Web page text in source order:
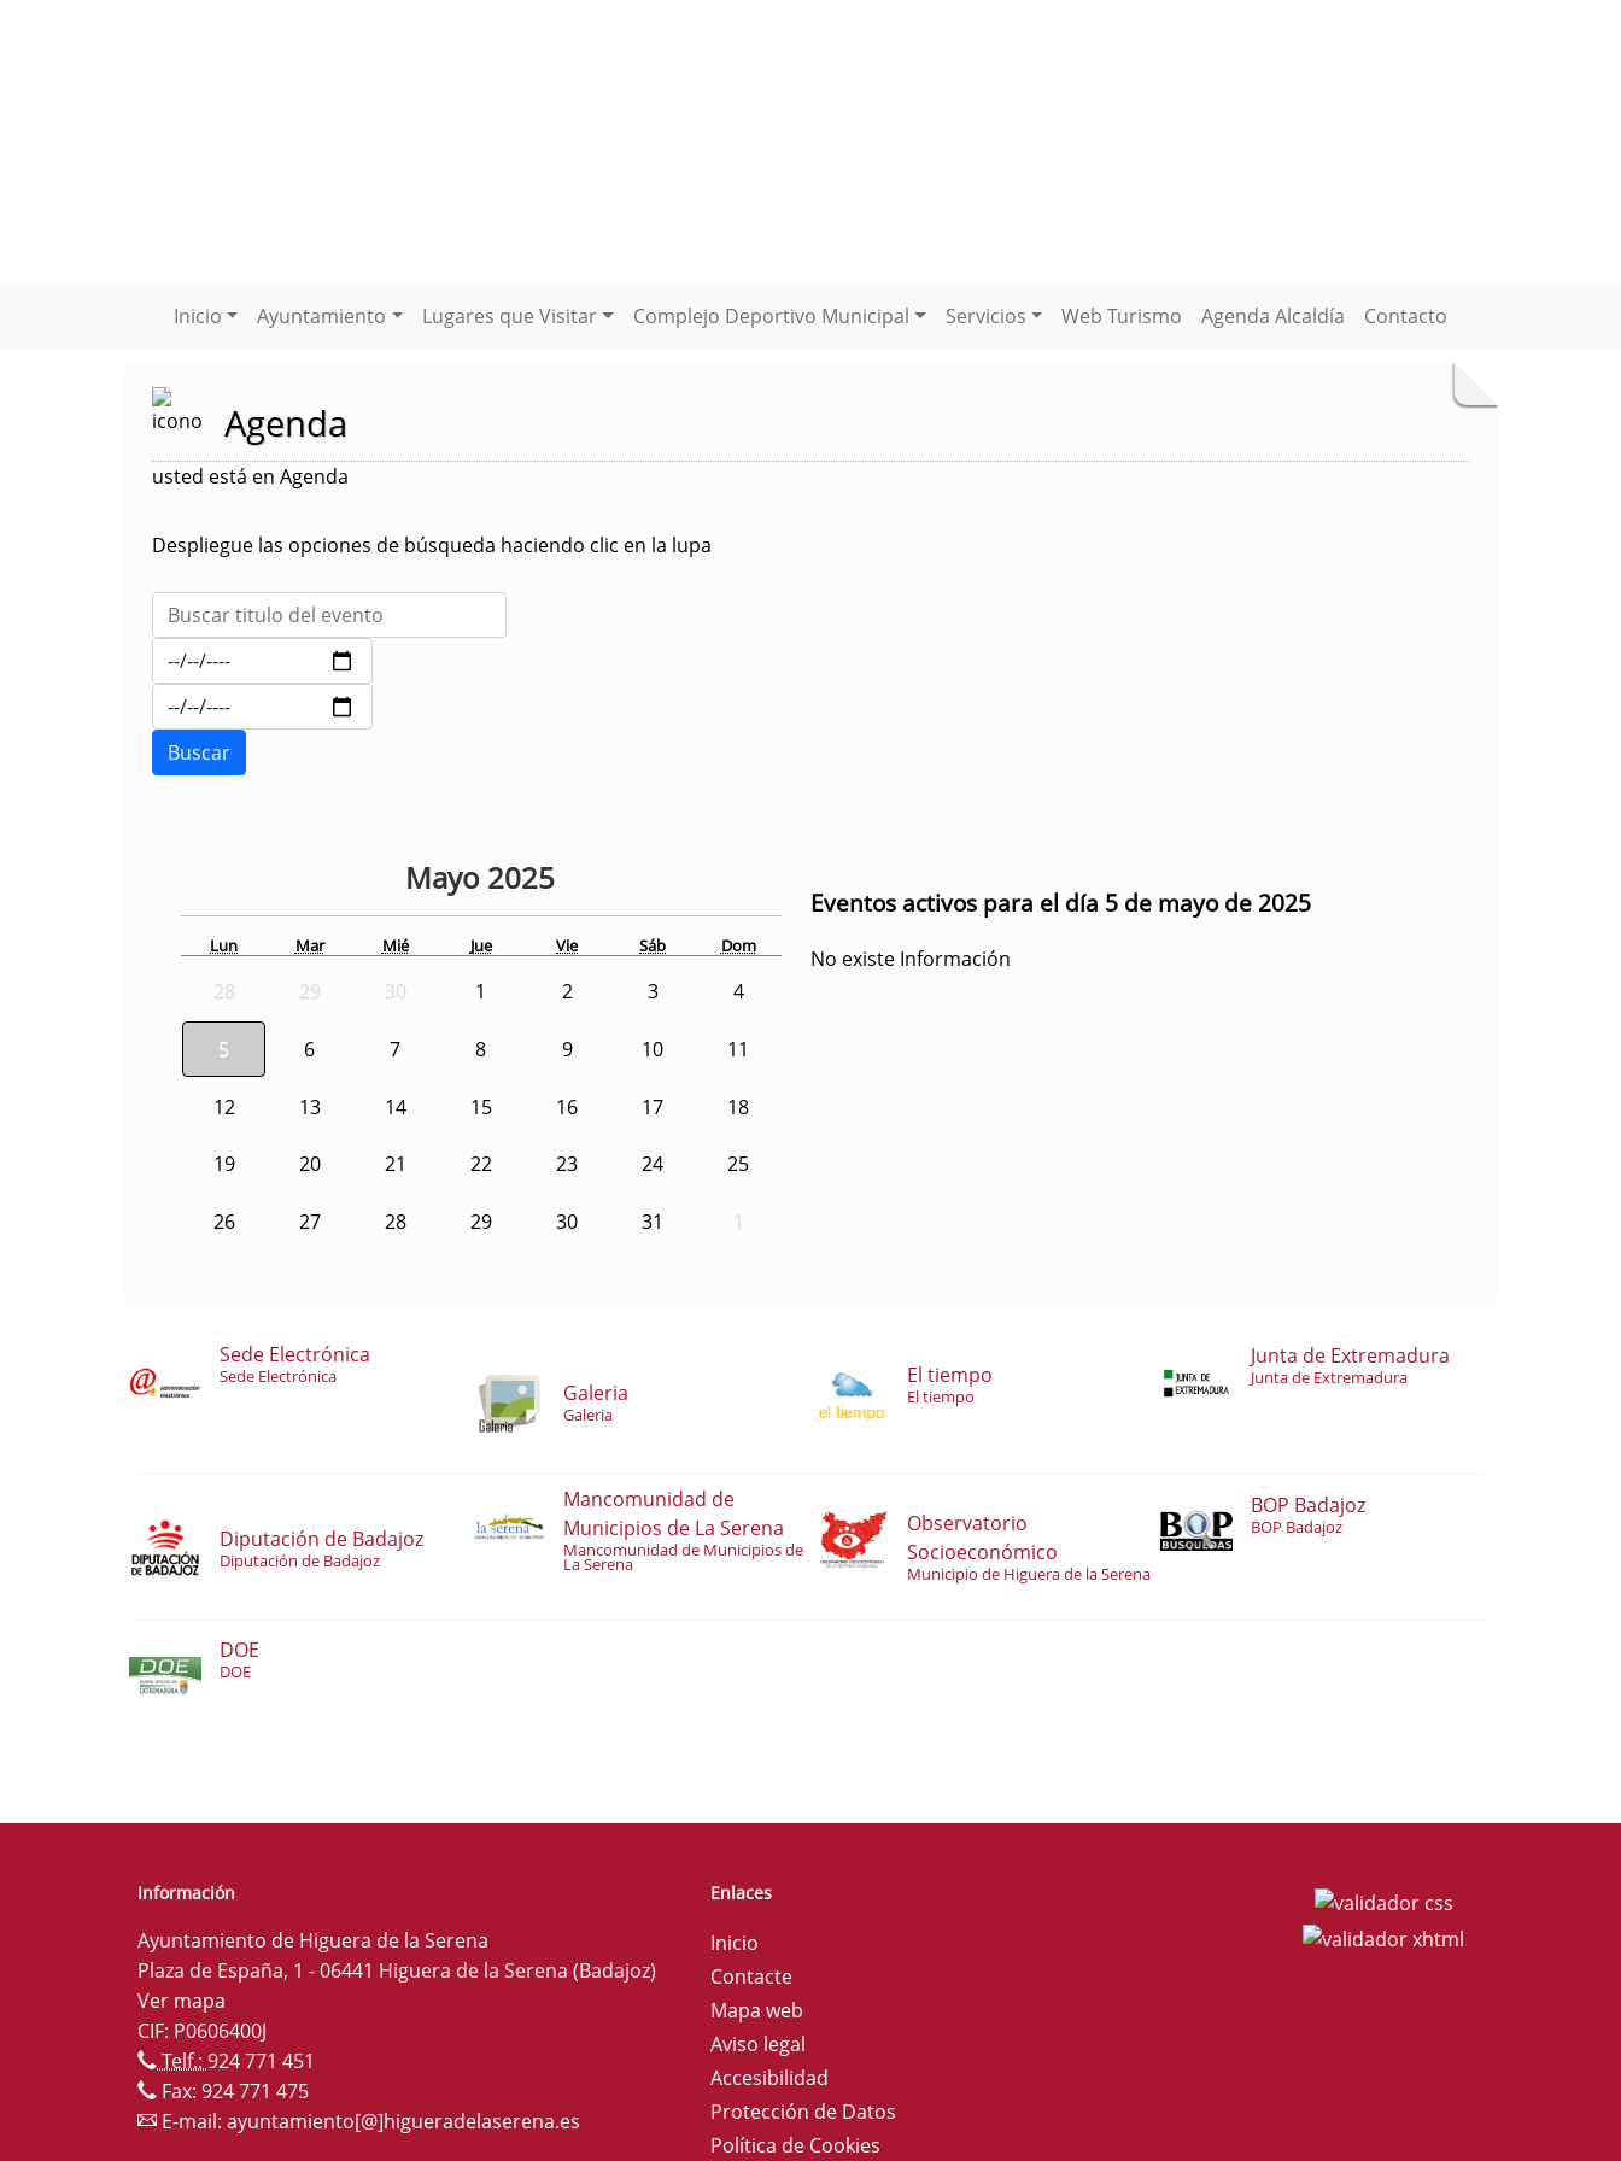
Inicio Ayuntamiento Lugares que Visitar Complejo Deportivo Municipal Servicios Web Turismo Agenda Alcaldía Contacto
Agenda
usted está en Agenda
Despliegue las opciones de búsqueda haciendo clic en la lupa
Mayo 2025
Lun Mar Mié Jue Vie Sáb Dom
28 29 30 1 2 3 4
5 6 7 8 9 10 11
12 13 14 15 16 17 18
19 20 21 22 23 24 25
26 27 28 29 30 31 1
Eventos activos para el día 5 de mayo de 2025
No existe Información
Sede Electrónica
Sede Electrónica
Galeria
Galeria
El tiempo
El tiempo
Junta de Extremadura
Junta de Extremadura
Diputación de Badajoz
Diputación de Badajoz
Mancomunidad de
Municipios de La Serena
Mancomunidad de Municipios de
La Serena
Observatorio
Socioeconómico
Municipio de Higuera de la Serena
BOP Badajoz
BOP Badajoz
DOE
DOE
Información
Ayuntamiento de Higuera de la Serena
Plaza de España, 1 - 06441 Higuera de la Serena (Badajoz)
Ver mapa
CIF: P0606400J
Telf.:924 771 451
Fax: 924 771 475
E-mail: ayuntamiento[@]higueradelaserena.es
Enlaces
Inicio
Contacte
Mapa web
Aviso legal
Accesibilidad
Protección de Datos
Política de Cookies